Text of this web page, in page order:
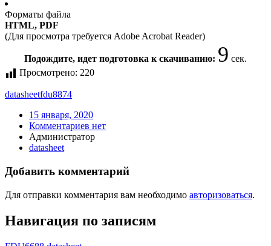
Форматы файла
HTML, PDF
(Для просмотра требуется Adobe Acrobat Reader)
Подождите, идет подготовка к скачиванию: 9 сек.
Просмотрено: 220
datasheetfdu8874
15 января, 2020
Комментариев нет
Администратор
datasheet
Добавить комментарий
Для отправки комментария вам необходимо авторизоваться.
Навигация по записям